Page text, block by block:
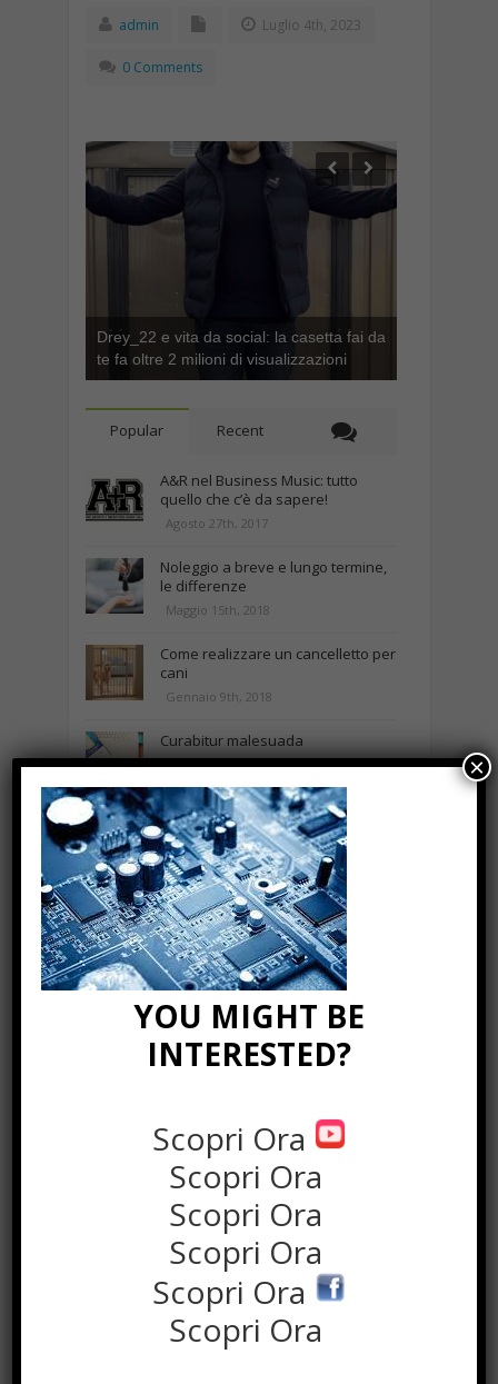
admin Luglio 4th, 2023
0 Comments
Drey_22 e vita da social: la casetta fai da
te fa oltre 2 milioni di visualizzazioni
Popular Recent
A&R nel Business Music: tutto
quello che c’è da sapere!
Agosto 27th, 2017
Noleggio a breve e lungo termine,
le differenze
Maggio 15th, 2018
Come realizzare un cancelletto per
cani
Gennaio 9th, 2018
Curabitur malesuada
Ottobre 12th, 2013
NEWS IN UNA FOTO
YOU MIGHT BE
INTERESTED?
Scopri Ora
Scopri Ora
Scopri Ora
Scopri Ora
Scopri Ora
Scopri Ora
×